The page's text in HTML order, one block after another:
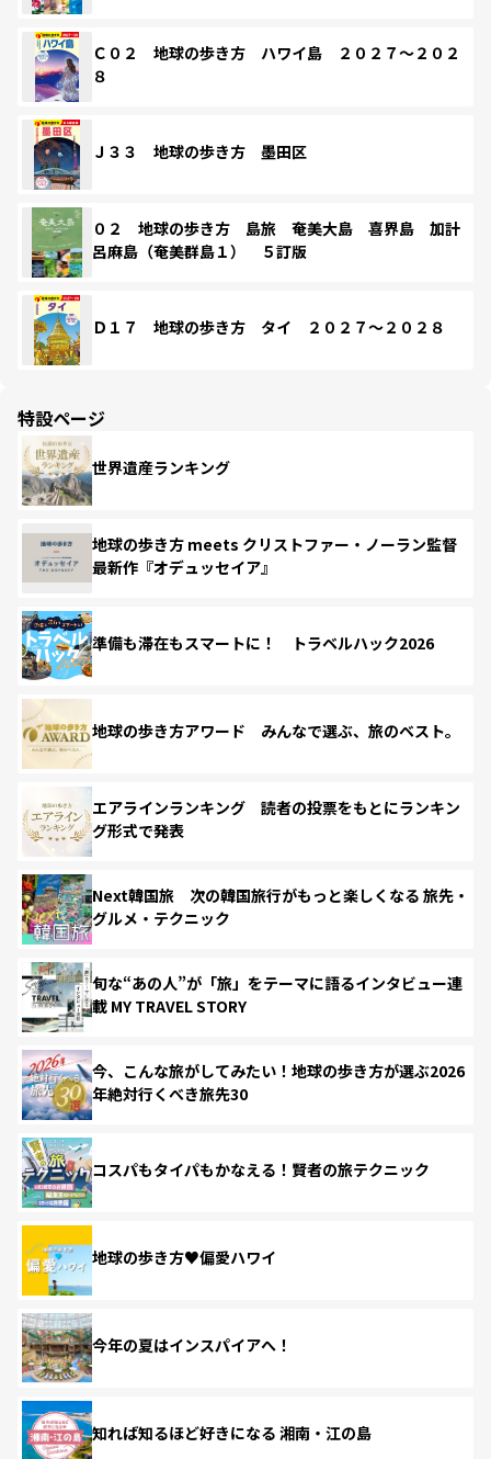
Ｃ０２ 地球の歩き方 ハワイ島 ２０２７～２０２
８
Ｊ３３ 地球の歩き方 墨田区
０２ 地球の歩き方 島旅 奄美大島 喜界島 加計
呂麻島（奄美群島１） ５訂版
Ｄ１７ 地球の歩き方 タイ ２０２７～２０２８
特設ページ
世界遺産ランキング
地球の歩き方 meets クリストファー・ノーラン監督
最新作『オデュッセイア』
準備も滞在もスマートに！ トラベルハック2026
地球の歩き方アワード みんなで選ぶ、旅のベスト。
エアラインランキング 読者の投票をもとにランキン
グ形式で発表
Next韓国旅 次の韓国旅行がもっと楽しくなる 旅先・
グルメ・テクニック
旬な“あの人”が「旅」をテーマに語るインタビュー連
載 MY TRAVEL STORY
今、こんな旅がしてみたい！地球の歩き方が選ぶ2026
年絶対行くべき旅先30
コスパもタイパもかなえる！賢者の旅テクニック
地球の歩き方♥偏愛ハワイ
今年の夏はインスパイアへ！
知れば知るほど好きになる 湘南・江の島